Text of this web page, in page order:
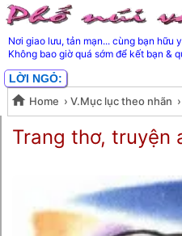
Nơi giao lưu, tản mạn... cùng bạn hữu
Không bao giờ quá sớm để kết bạn &
LỜI NGỎ:
Home › V.Mục lục theo nhãn ›
Trang thơ,
Trang thơ, truyện